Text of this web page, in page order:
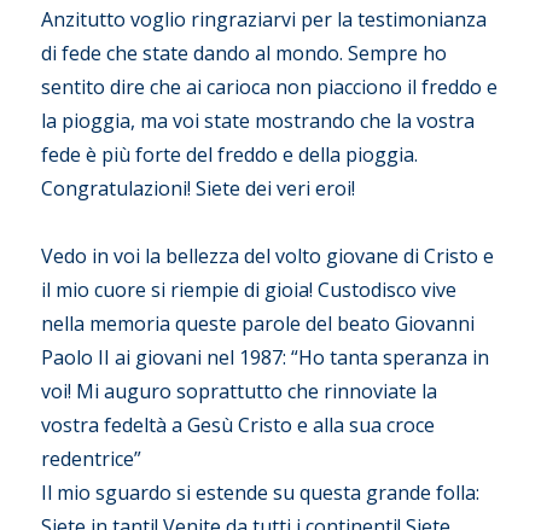
Anzitutto voglio ringraziarvi per la testimonianza
di fede che state dando al mondo. Sempre ho
sentito dire che ai carioca non piacciono il freddo e
la pioggia, ma voi state mostrando che la vostra
fede è più forte del freddo e della pioggia.
Congratulazioni! Siete dei veri eroi!
Vedo in voi la bellezza del volto giovane di Cristo e
il mio cuore si riempie di gioia! Custodisco vive
nella memoria queste parole del beato Giovanni
Paolo II ai giovani nel 1987: “Ho tanta speranza in
voi! Mi auguro soprattutto che rinnoviate la
vostra fedeltà a Gesù Cristo e alla sua croce
redentrice”
Il mio sguardo si estende su questa grande folla: